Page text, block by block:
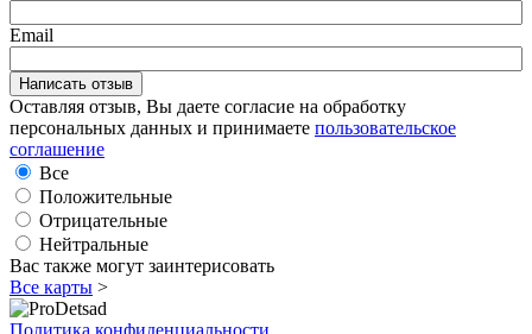
Email
Оставляя отзыв, Вы даете согласие на обработку
персональных данных и принимаете пользовательское
соглашение
Все
Положительные
Отрицательные
Нейтральные
Вас также могут заинтерисовать
Все карты >
Политика конфиденциальности